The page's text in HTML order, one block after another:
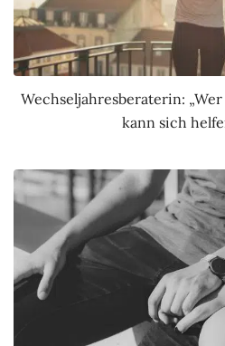
Wechseljahresberaterin:
kann sich